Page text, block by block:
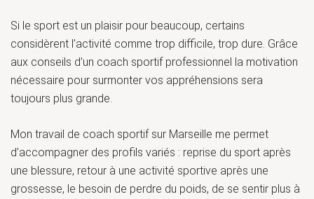
Si le sport est un plaisir pour beaucoup, certains
considèrent l’activité comme trop difficile, trop dure. Grâce
aux conseils d’un coach sportif professionnel la motivation
nécessaire pour surmonter vos appréhensions sera
toujours plus grande.
Mon travail de coach sportif sur Marseille me permet
d’accompagner des profils variés : reprise du sport après
une blessure, retour à une activité sportive après une
grossesse, le besoin de perdre du poids, de se sentir plus à